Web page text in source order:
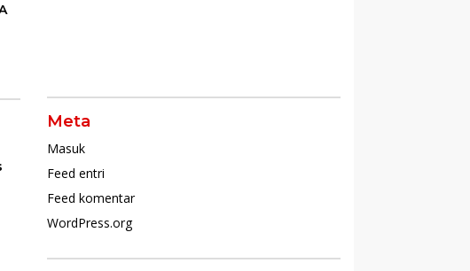
Meta
Masuk
Feed entri
Feed komentar
WordPress.org